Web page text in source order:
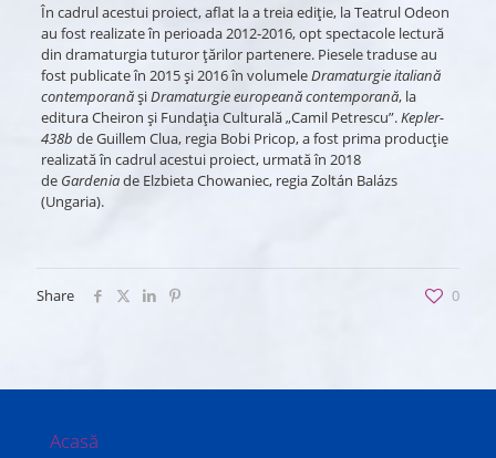
În cadrul acestui proiect, aflat la a treia ediție, la Teatrul Odeon
au fost realizate în perioada 2012-2016, opt spectacole lectură
din dramaturgia tuturor țărilor partenere. Piesele traduse au
fost publicate în 2015 și 2016 în volumeleDramaturgie italiană
contemporanășiDramaturgie europeană contemporană, la
editura Cheiron și Fundația Culturală „Camil Petrescu”.Kepler-
438b de Guillem Clua, regia Bobi Pricop, a fost prima producție
realizată în cadrul acestui proiect, urmată în 2018
de Gardeniade Elzbieta Chowaniec, regia Zoltán Balázs
(Ungaria).
Share 0
Acasă